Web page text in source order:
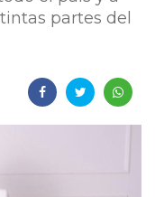
partes del